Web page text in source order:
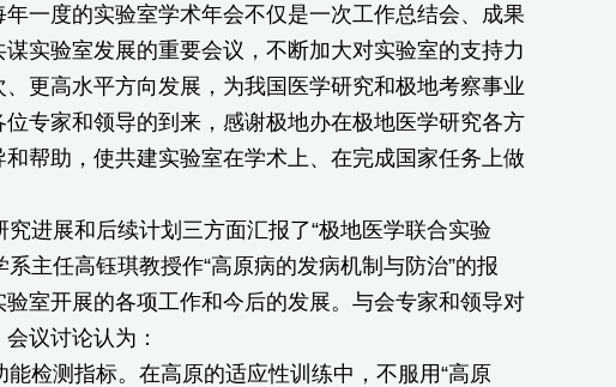
一度的实验室学术年会不仅是一次工作总结会、成果
实验室发展的重要会议，不断加大对实验室的支持力
更高水平方向发展，为我国医学研究和极地考察事业
专家和领导的到来，感谢极地办在极地医学研究各方
帮助，使共建实验室在学术上、在完成国家任务上做
进展和后续计划三方面汇报了“极地医学联合实验
主任高钰琪教授作“高原病的发病机制与防治”的报
室开展的各项工作和今后的发展。与会专家和领导对
议讨论认为：
检测指标。在高原的适应性训练中，不服用“高原